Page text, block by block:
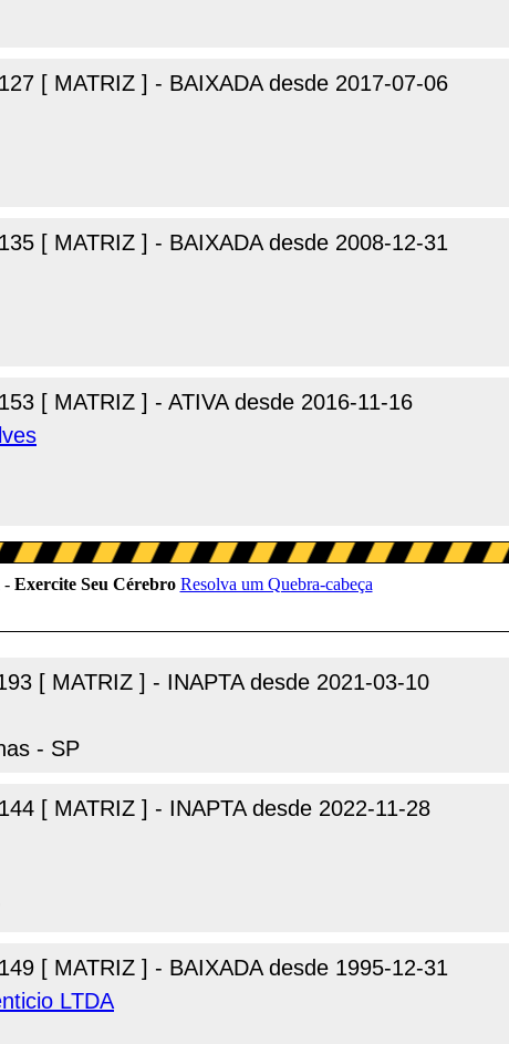
[ MATRIZ ] - BAIXADA desde 2017-07-06
[ MATRIZ ] - BAIXADA desde 2008-12-31
[ MATRIZ ] - ATIVA desde 2016-11-16
[ MATRIZ ] - INAPTA desde 2021-03-10
- SP
[ MATRIZ ] - INAPTA desde 2022-11-28
[ MATRIZ ] - BAIXADA desde 1995-12-31
LTDA